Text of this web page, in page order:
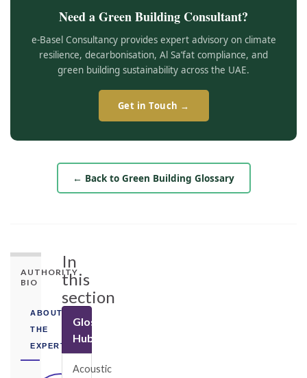
Need a Green Building Consultant?
e-Basel Consultancy provides expert advisory on climate
resilience, decarbonisation, Al Sa’fat compliance, and
green building sustainability across the UAE.
Get in Touch →
← Back to Green Building Glossary
AUTHORITY
BIO
ABOUT
THE
EXPERT
In
this
section
Glossary
Hub
Acoustic